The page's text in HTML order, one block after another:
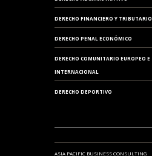
DERECHO FINANCIERO Y TRIBUTARIO
DERECHO PENAL ECONÓMICO
DERECHO COMUNITARIO EUROPEO E
INTERNACIONAL
DERECHO DEPORTIVO
ASIA PACIFIC BUSINESS CONSULTING